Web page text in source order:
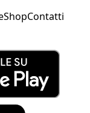
ShopContatti